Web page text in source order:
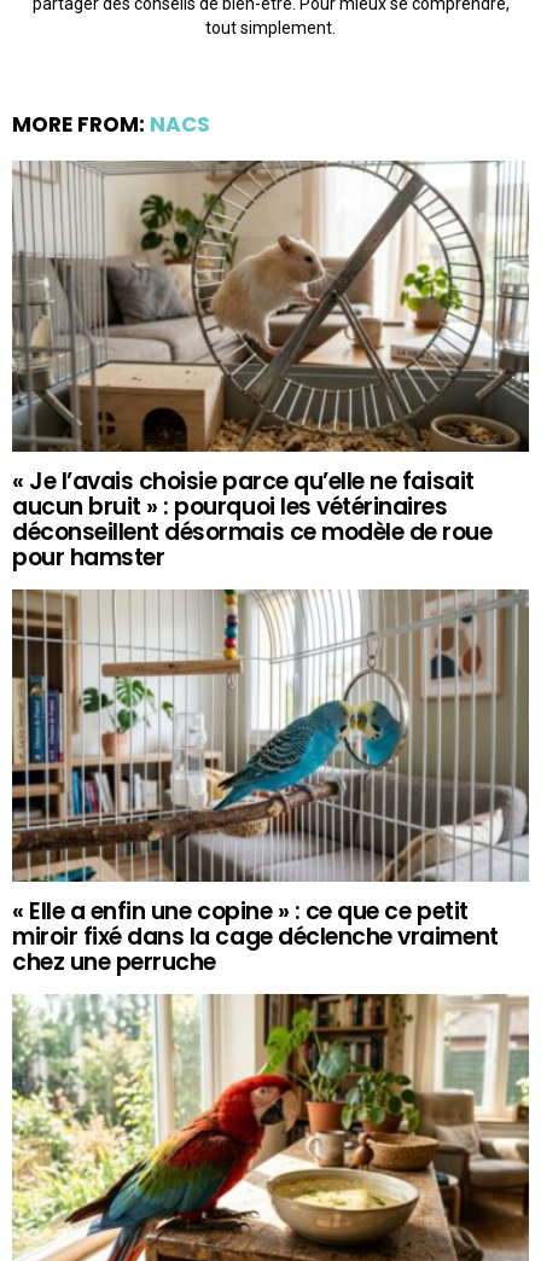
partager des conseils de bien-être. Pour mieux se comprendre,
tout simplement.
MORE FROM: NACS
« Je l’avais choisie parce qu’elle ne faisait
aucun bruit » : pourquoi les vétérinaires
déconseillent désormais ce modèle de roue
pour hamster
« Elle a enfin une copine » : ce que ce petit
miroir fixé dans la cage déclenche vraiment
chez une perruche